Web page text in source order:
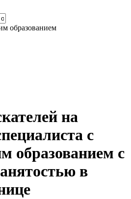
образованием
на
с
образованием с
в